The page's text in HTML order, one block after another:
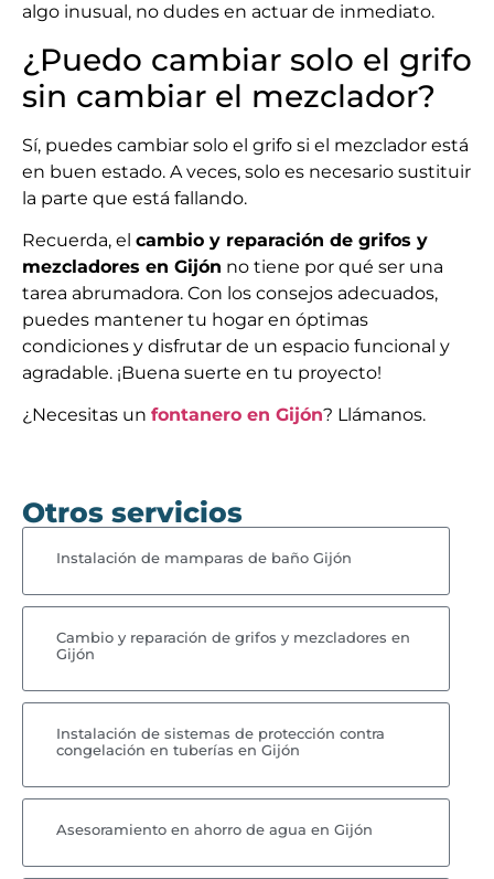
algo inusual, no dudes en actuar de inmediato.
¿Puedo cambiar solo el grifo
sin cambiar el mezclador?
Sí, puedes cambiar solo el grifo si el mezclador está
en buen estado. A veces, solo es necesario sustituir
la parte que está fallando.
Recuerda, el cambio y reparación de grifos y
mezcladores en Gijón no tiene por qué ser una
tarea abrumadora. Con los consejos adecuados,
puedes mantener tu hogar en óptimas
condiciones y disfrutar de un espacio funcional y
agradable. ¡Buena suerte en tu proyecto!
¿Necesitas un fontanero en Gijón? Llámanos.
Otros servicios
Instalación de mamparas de baño Gijón
Cambio y reparación de grifos y mezcladores en
Gijón
Instalación de sistemas de protección contra
congelación en tuberías en Gijón
Asesoramiento en ahorro de agua en Gijón